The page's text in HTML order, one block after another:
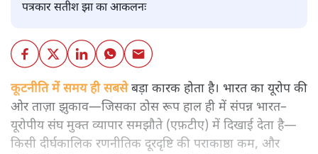
पत्रकार सतीश झा का आकलनः
कूटनीति में समय ही सबसेबड़ा कारक होता है। भारत का यूरोप की
ओर ताज़ा झुकाव—जिसका ठोस रूप हाल ही में संपन्न भारत–
यूरोपीय संघ मुक्त व्यापार समझौते (एफ़टीए) में दिखाई देता है—
किसी दीर्घकालिक रणनीतिक दूरदृष्टि की पराकाष्ठा कम, और